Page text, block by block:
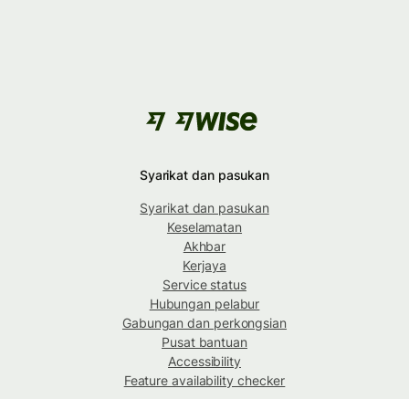
Syarikat dan pasukan
Syarikat dan pasukan
Keselamatan
Akhbar
Kerjaya
Service status
Hubungan pelabur
Gabungan dan perkongsian
Pusat bantuan
Accessibility
Feature availability checker